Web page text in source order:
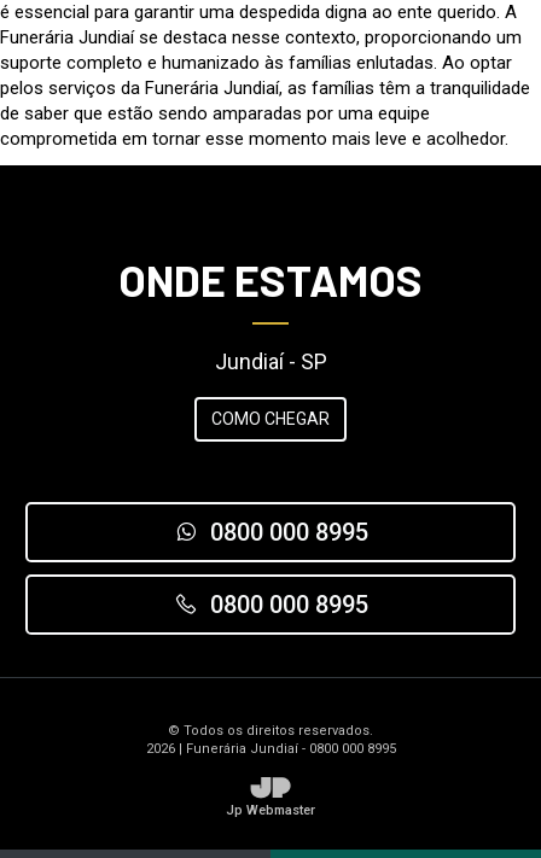
é essencial para garantir uma despedida digna ao ente querido. A
Funerária Jundiaí se destaca nesse contexto, proporcionando um
suporte completo e humanizado às famílias enlutadas. Ao optar
pelos serviços da Funerária Jundiaí, as famílias têm a tranquilidade
de saber que estão sendo amparadas por uma equipe
comprometida em tornar esse momento mais leve e acolhedor.
ONDE ESTAMOS
Jundiaí - SP
COMO CHEGAR
0800 000 8995
0800 000 8995
© Todos os direitos reservados.
2026 | Funerária Jundiaí - 0800 000 8995
JP
Jp Webmaster